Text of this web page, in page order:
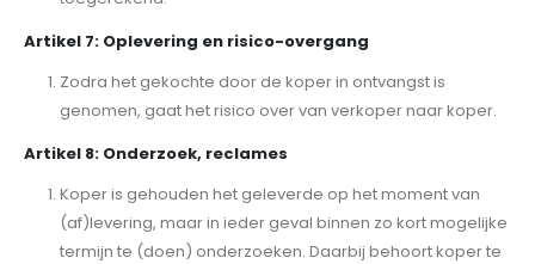
Artikel 7: Oplevering en risico-overgang
Zodra het gekochte door de koper in ontvangst is
genomen, gaat het risico over van verkoper naar koper.
Artikel 8: Onderzoek, reclames
Koper is gehouden het geleverde op het moment van
(af)levering, maar in ieder geval binnen zo kort mogelijke
termijn te (doen) onderzoeken. Daarbij behoort koper te